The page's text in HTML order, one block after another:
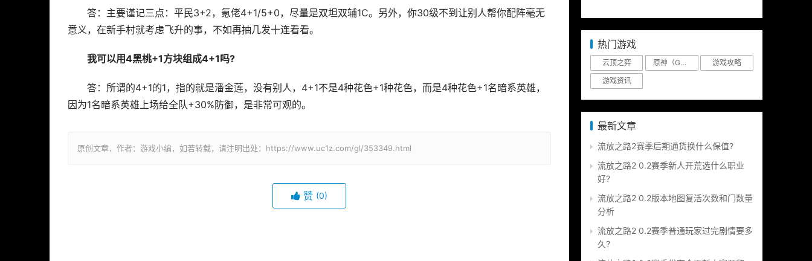
答：主要谨记三点：平民3+2，氪佬4+1/5+0，尽量是双坦双辅1C。另外，你30级不到让别人帮你配阵毫无
意义，在新手村就考虑飞升的事，不如再抽几发十连看看。
我可以用4黑桃+1方块组成4+1吗?
答：所谓的4+1的1，指的就是潘金莲，没有别人，4+1不是4种花色+1种花色，而是4种花色+1名暗系英雄，
因为1名暗系英雄上场给全队+30%防御，是非常可观的。
原创文章，作者：游戏小编，如若转载，请注明出处：https://www.uc1z.com/gl/353349.html
赞 (0)
热门游戏
云顶之弈 原神（Genshin Impact）
游戏攻略
游戏资讯
最新文章
流放之路2赛季后期通货换什么保值?
流放之路2 0.2赛季新人开荒选什么职业
好?
流放之路2 0.2版本地图复活次数和门数量
分析
流放之路2 0.2赛季普通玩家过完剧情要多
久?